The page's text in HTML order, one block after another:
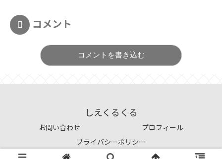
コメント
コメントを書き込む
しえくるくる
お問い合わせ
プロフィール
プライバシーポリシー